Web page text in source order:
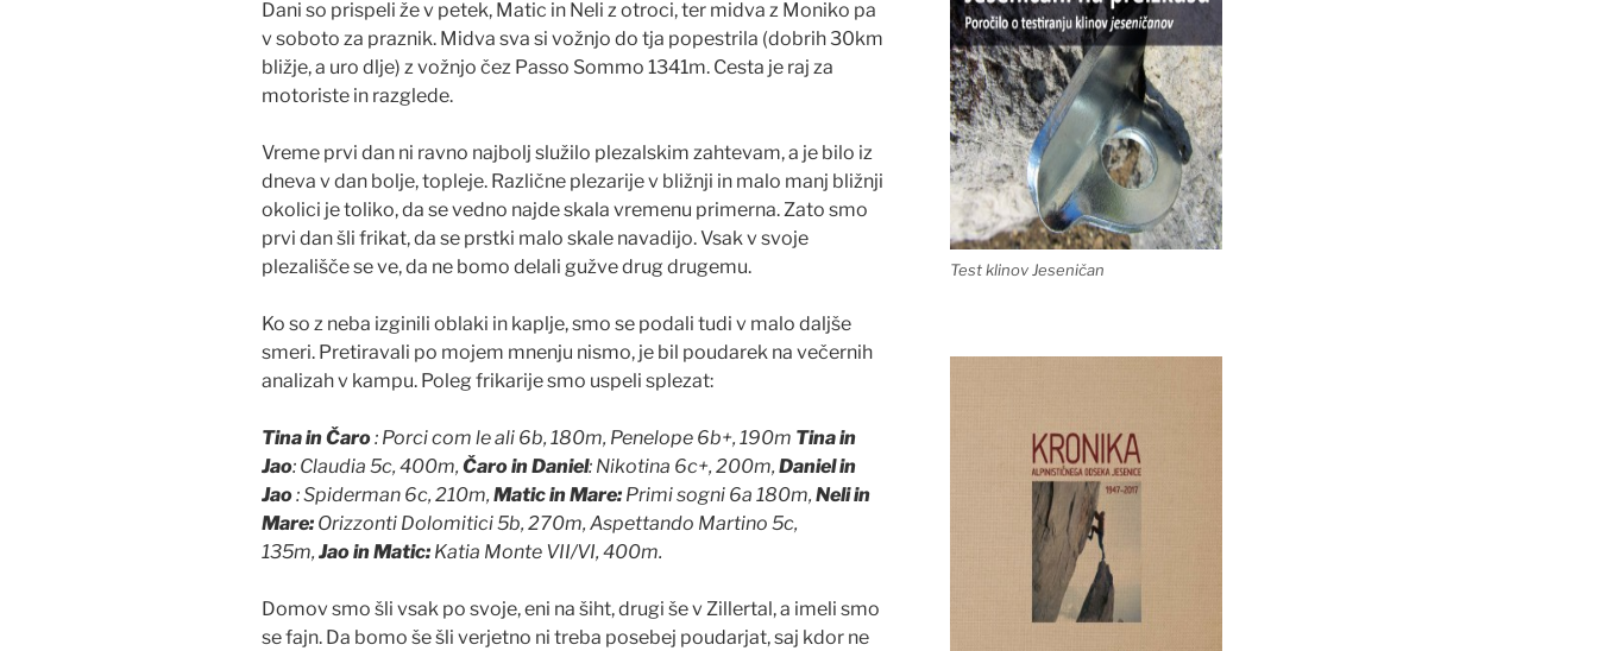
Dani so prispeli že v petek, Matic in Neli z otroci, ter midva z Moniko pa
v soboto za praznik. Midva sva si vožnjo do tja popestrila (dobrih 30km
bližje, a uro dlje) z vožnjo čez Passo Sommo 1341m. Cesta je raj za
motoriste in razglede.
Vreme prvi dan ni ravno najbolj služilo plezalskim zahtevam, a je bilo iz
dneva v dan bolje, topleje. Različne plezarije v bližnji in malo manj bližnji
okolici je toliko, da se vedno najde skala vremenu primerna. Zato smo
prvi dan šli frikat, da se prstki malo skale navadijo. Vsak v svoje
plezališče se ve, da ne bomo delali gužve drug drugemu.
Ko so z neba izginili oblaki in kaplje, smo se podali tudi v malo daljše
smeri. Pretiravali po mojem mnenju nismo, je bil poudarek na večernih
analizah v kampu. Poleg frikarije smo uspeli splezat:
Tina in Čaro: Porci com le ali 6b, 180m, Penelope 6b+, 190m Tina in
Jao: Claudia 5c, 400m, Čaro in Daniel: Nikotina 6c+, 200m, Daniel in
Jao: Spiderman 6c, 210m, Matic in Mare: Primi sogni 6a 180m, Neli in
Mare: Orizzonti Dolomitici 5b, 270m, Aspettando Martino 5c,
135m, Jao in Matic: Katia Monte VII/VI, 400m.
Domov smo šli vsak po svoje, eni na šiht, drugi še v Zillertal, a imeli smo
se fajn. Da bomo še šli verjetno ni treba posebej poudarjat, saj kdor ne
Test klinov Jeseničan